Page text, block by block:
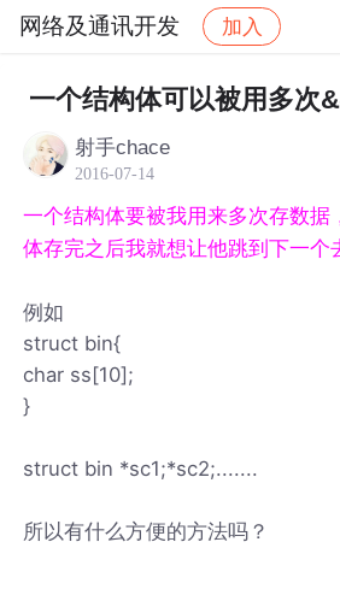
网络及通讯开发 加入
社区 网络及通讯开发 帖子详
一个结构体可以被用多次
射手chace
2016-07-14
一个结构体要被我用来多次存数据
体存完之后我就想让他跳到下一个
例如
struct bin{
char ss[10];
}
struct bin *sc1;*sc2;.......
所以有什么方便的方法吗？